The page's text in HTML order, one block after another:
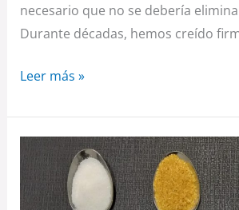
necesario que no se debería
Durante décadas, hemos creído
Leer más »
panela